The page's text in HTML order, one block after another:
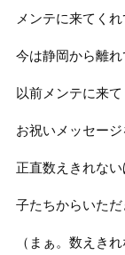
メンテに来てく
今は静岡から離れ
以前メンテに来
お祝いメッセージ
正直数えきれな
子たちからいただ
（まぁ。数えき